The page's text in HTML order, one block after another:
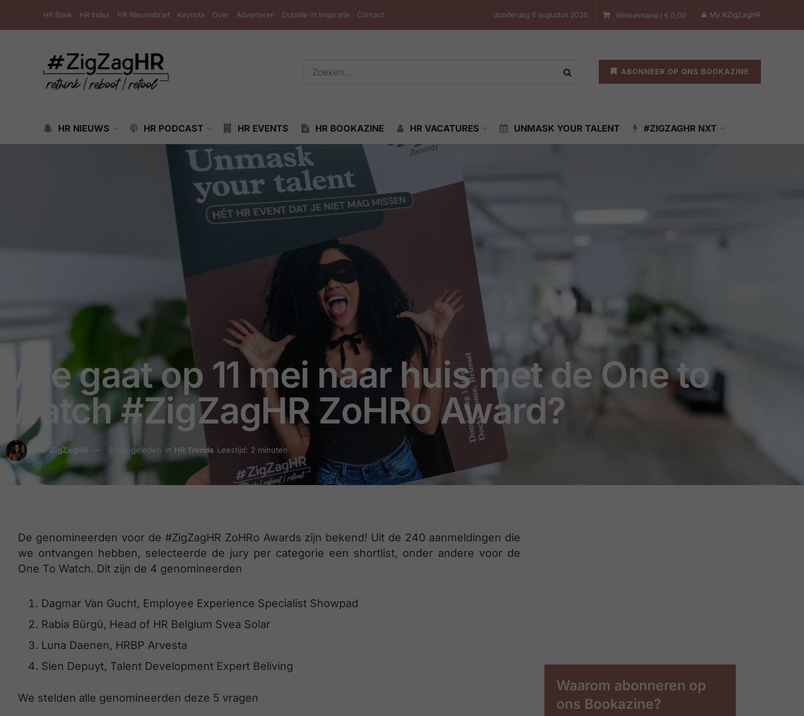
HR Boek HR Index HR Nieuwsbrief Keynote Over Adverteren Outside-in Inspiratie Contact donderdag 6 augustus 2026 Winkelmand / € 0,00 My #ZigZagHR
ABONNEER OP ONS BOOKAZINE
HR NIEUWS HR PODCAST HR EVENTS HR BOOKAZINE HR VACATURES UNMASK YOUR TALENT #ZIGZAGHR NXT
Wie gaat op 11 mei naar huis met de One to
Watch #ZigZagHR ZoHRo Award?
doorZigZagHR 3 jaar geleden in HR Trends Leestijd: 2 minuten
De genomineerden voor de #ZigZagHR ZoHRo Awards zijn bekend! Uit de 240 aanmeldingen die
we ontvangen hebben, selecteerde de jury per categorie een shortlist, onder andere voor de
One To Watch. Dit zijn de 4 genomineerden
Dagmar Van Gucht, Employee Experience Specialist Showpad
Rabia Bürgü, Head of HR Belgium Svea Solar
Luna Daenen, HRBP Arvesta
Sien Depuyt, Talent Development Expert Beliving
We stelden alle genomineerden deze 5 vragen
Waarom abonneren op
ons Bookazine?